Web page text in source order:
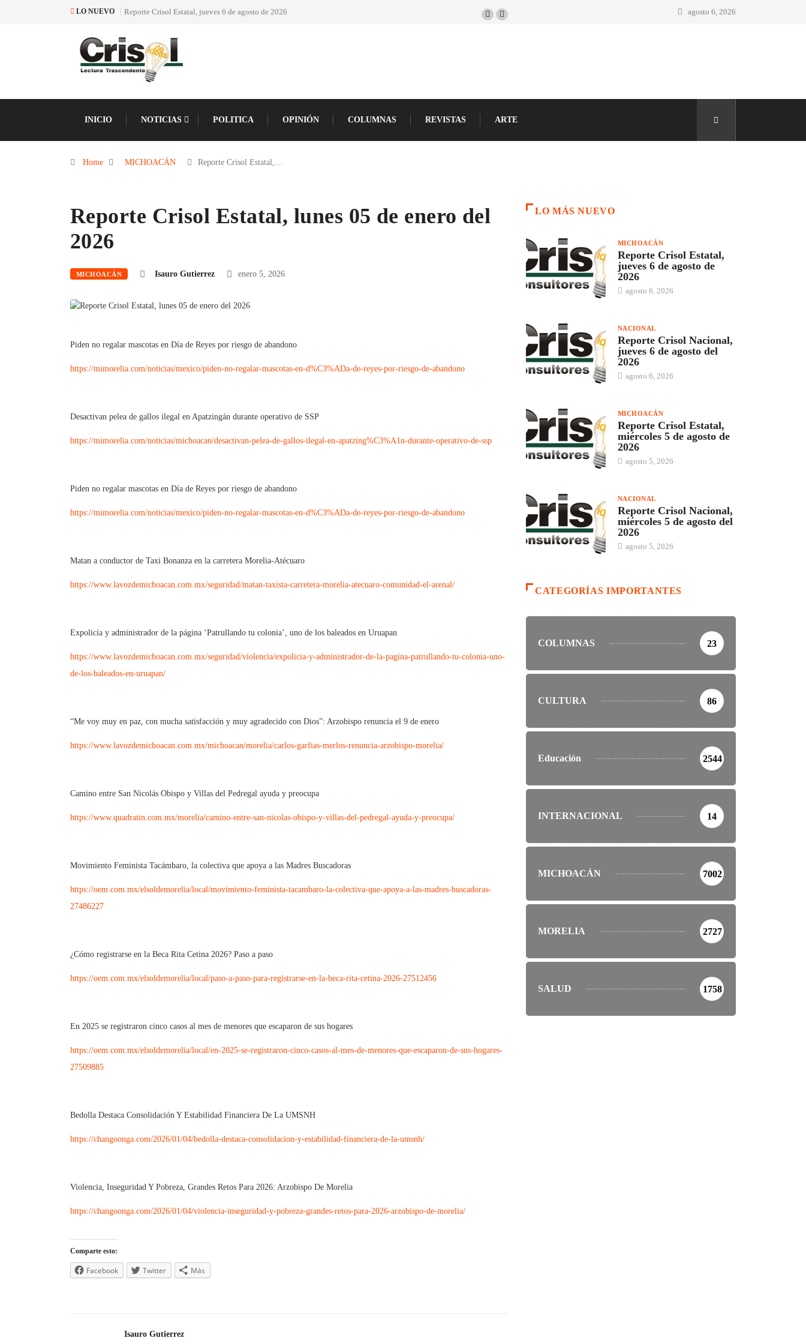
LO NUEVO Reporte Crisol Estatal, jueves 6 de agosto de 2026 agosto 6, 2026
INICIO NOTICIAS POLITICA OPINIÓN COLUMNAS REVISTAS ARTE
Home MICHOACÁN Reporte Crisol Estatal,…
Reporte Crisol Estatal, lunes 05 de enero del
2026
MICHOACÁN Isauro Gutierrez enero 5, 2026
Piden no regalar mascotas en Día de Reyes por riesgo de abandono
https://mimorelia.com/noticias/mexico/piden-no-regalar-mascotas-en-d%C3%ADa-de-reyes-por-riesgo-de-abandono
Desactivan pelea de gallos ilegal en Apatzingán durante operativo de SSP
https://mimorelia.com/noticias/michoacan/desactivan-pelea-de-gallos-ilegal-en-apatzing%C3%A1n-durante-operativo-de-ssp
Piden no regalar mascotas en Día de Reyes por riesgo de abandono
https://mimorelia.com/noticias/mexico/piden-no-regalar-mascotas-en-d%C3%ADa-de-reyes-por-riesgo-de-abandono
Matan a conductor de Taxi Bonanza en la carretera Morelia-Atécuaro
https://www.lavozdemichoacan.com.mx/seguridad/matan-taxista-carretera-morelia-atecuaro-comunidad-el-arenal/
Expolicía y administrador de la página ‘Patrullando tu colonia’, uno de los baleados en Uruapan
https://www.lavozdemichoacan.com.mx/seguridad/violencia/expolicia-y-administrador-de-la-pagina-patrullando-tu-colonia-uno-
de-los-baleados-en-uruapan/
“Me voy muy en paz, con mucha satisfacción y muy agradecido con Dios”: Arzobispo renuncia el 9 de enero
https://www.lavozdemichoacan.com.mx/michoacan/morelia/carlos-garfias-merlos-renuncia-arzobispo-morelia/
Camino entre San Nicolás Obispo y Villas del Pedregal ayuda y preocupa
https://www.quadratin.com.mx/morelia/camino-entre-san-nicolas-obispo-y-villas-del-pedregal-ayuda-y-preocupa/
Movimiento Feminista Tacámbaro, la colectiva que apoya a las Madres Buscadoras
https://oem.com.mx/elsoldemorelia/local/movimiento-feminista-tacambaro-la-colectiva-que-apoya-a-las-madres-buscadoras-
27486227
¿Cómo registrarse en la Beca Rita Cetina 2026? Paso a paso
https://oem.com.mx/elsoldemorelia/local/paso-a-paso-para-registrarse-en-la-beca-rita-cetina-2026-27512456
En 2025 se registraron cinco casos al mes de menores que escaparon de sus hogares
https://oem.com.mx/elsoldemorelia/local/en-2025-se-registraron-cinco-casos-al-mes-de-menores-que-escaparon-de-sus-hogares-
27509885
Bedolla Destaca Consolidación Y Estabilidad Financiera De La UMSNH
https://changoonga.com/2026/01/04/bedolla-destaca-consolidacion-y-estabilidad-financiera-de-la-umsnh/
Violencia, Inseguridad Y Pobreza, Grandes Retos Para 2026: Arzobispo De Morelia
https://changoonga.com/2026/01/04/violencia-inseguridad-y-pobreza-grandes-retos-para-2026-arzobispo-de-morelia/
Comparte esto:
Facebook Twitter Más
Isauro Gutierrez
LO MÁS NUEVO
MICHOACÁN
Reporte Crisol Estatal,
jueves 6 de agosto de
2026
agosto 6, 2026
NACIONAL
Reporte Crisol Nacional,
jueves 6 de agosto del
2026
agosto 6, 2026
MICHOACÁN
Reporte Crisol Estatal,
miércoles 5 de agosto de
2026
agosto 5, 2026
NACIONAL
Reporte Crisol Nacional,
miércoles 5 de agosto del
2026
agosto 5, 2026
CATEGORÍAS IMPORTANTES
COLUMNAS 23
CULTURA 86
Educación 2544
INTERNACIONAL 14
MICHOACÁN 7002
MORELIA 2727
SALUD 1758